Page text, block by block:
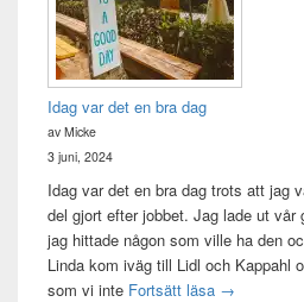
Idag var det en bra dag
av Micke
3 juni, 2024
Idag var det en bra dag trots att jag
del gjort efter jobbet. Jag lade ut vår
jag hittade någon som ville ha den
Linda kom iväg till Lidl och Kappahl
som vi inte Fortsätt läsa Idag var det
→